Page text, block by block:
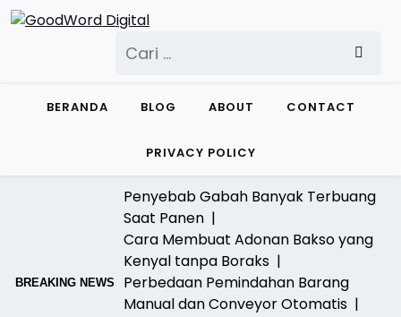
Skip
to
untuk:
BERANDA BLOG ABOUT CONTACT
PRIVACY POLICY
BREAKING NEWS
Penyebab Gabah Banyak Terbuang
Saat Panen |
Cara Membuat Adonan Bakso yang
Kenyal tanpa Boraks |
Perbedaan Pemindahan Barang
Manual dan Conveyor Otomatis |